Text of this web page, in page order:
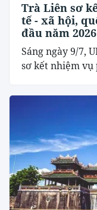
Trà Liên sơ
tế - xã hội,
đầu năm 2026
Sáng ngày 9/7,
sơ kết nhiệm